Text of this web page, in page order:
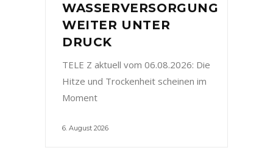
WASSERVERSORGUNG
WEITER UNTER
DRUCK
TELE Z aktuell vom 06.08.2026: Die
Hitze und Trockenheit scheinen im
Moment
6. August 2026